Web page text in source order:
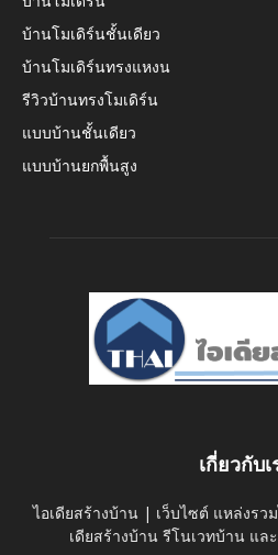
บ้านโมเดิร์นชั้นเดียว
บ้านโมเดิร์นทรงแหงน
รีวิวบ้านทรงโมเดิร์น
แบบบ้านชั้นเดียว
แบบบ้านยกพื้นสูง
เกี่ยวกับเ
ไอเดียสร้างบ้าน | เว็บไซต์ แหล่งรว
เดียสร้างบ้าน รีโนเวทบ้าน แล